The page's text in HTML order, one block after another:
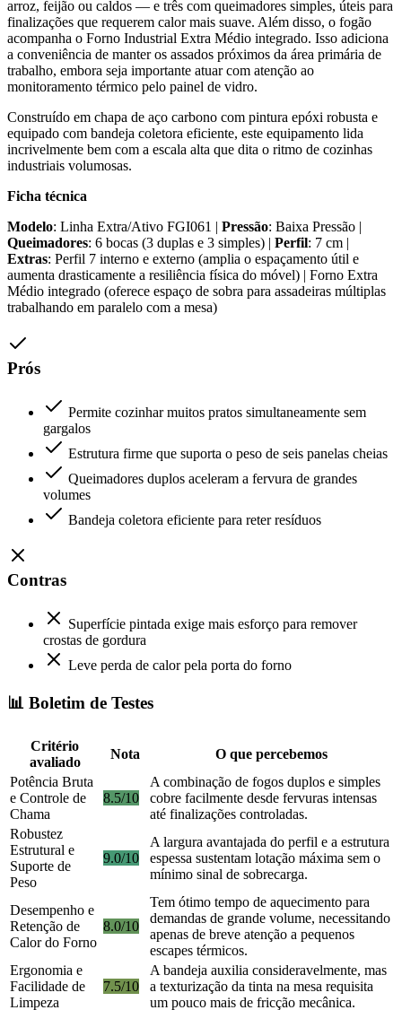
arroz, feijão ou caldos — e três com queimadores simples, úteis para
finalizações que requerem calor mais suave. Além disso, o fogão
acompanha o Forno Industrial Extra Médio integrado. Isso adiciona
a conveniência de manter os assados próximos da área primária de
trabalho, embora seja importante atuar com atenção ao
monitoramento térmico pelo painel de vidro.
Construído em chapa de aço carbono com pintura epóxi robusta e
equipado com bandeja coletora eficiente, este equipamento lida
incrivelmente bem com a escala alta que dita o ritmo de cozinhas
industriais volumosas.
Ficha técnica
Modelo: Linha Extra/Ativo FGI061 | Pressão: Baixa Pressão |
Queimadores: 6 bocas (3 duplas e 3 simples) | Perfil: 7 cm |
Extras: Perfil 7 interno e externo (amplia o espaçamento útil e
aumenta drasticamente a resiliência física do móvel) | Forno Extra
Médio integrado (oferece espaço de sobra para assadeiras múltiplas
trabalhando em paralelo com a mesa)
Prós
Permite cozinhar muitos pratos simultaneamente sem
gargalos
Estrutura firme que suporta o peso de seis panelas cheias
Queimadores duplos aceleram a fervura de grandes
volumes
Bandeja coletora eficiente para reter resíduos
Contras
Superfície pintada exige mais esforço para remover
crostas de gordura
Leve perda de calor pela porta do forno
📊 Boletim de Testes
Critério
avaliado
Nota
O que percebemos
Potência Bruta
e Controle de
Chama
8.5/10
A combinação de fogos duplos e simples
cobre facilmente desde fervuras intensas
até finalizações controladas.
Robustez
Estrutural e
Suporte de
Peso
9.0/10
A largura avantajada do perfil e a estrutura
espessa sustentam lotação máxima sem o
mínimo sinal de sobrecarga.
Desempenho e
Retenção de
Calor do Forno
8.0/10
Tem ótimo tempo de aquecimento para
demandas de grande volume, necessitando
apenas de breve atenção a pequenos
escapes térmicos.
Ergonomia e
Facilidade de
Limpeza
7.5/10
A bandeja auxilia consideravelmente, mas
a texturização da tinta na mesa requisita
um pouco mais de fricção mecânica.